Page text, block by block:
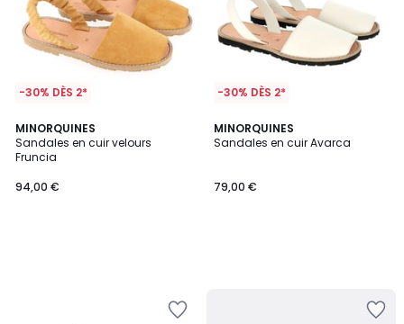
-30% DÈS 2*
MINORQUINES
Sandales en cuir velours
Fruncia
94,00 €
-30% DÈS 2*
MINORQUINES
Sandales en cuir Avarca
79,00 €